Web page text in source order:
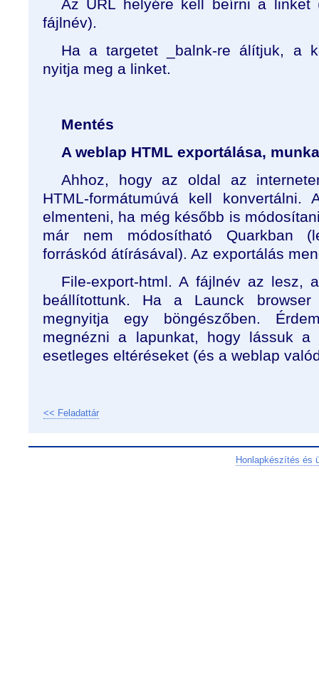
Az URL helyére kell beírni a linket
fájlnév).
Ha a targetet _balnk-re álítjuk, a
nyitja meg a linket.
Mentés
A weblap HTML exportálása,
Ahhoz, hogy az oldal az
HTML-formátumúvá kell
elmenteni, ha még később is
már nem módosítható Quarkban
forráskód átírásával). Az exportálás
File-export-html. A fájlnév az lesz,
beállítottunk. Ha a Launck
megnyitja egy böngészőben.
megnézni a lapunkat, hogy lássuk a
esetleges eltéréseket (és a weblap
<< Feladattár
Honlapkészítés és